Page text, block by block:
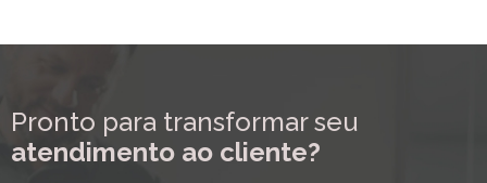
Pronto para transformar seu
atendimento ao cliente?